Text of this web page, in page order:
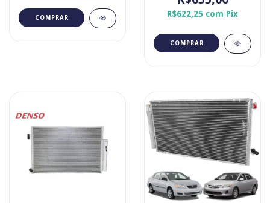
R$622,25 com Pix